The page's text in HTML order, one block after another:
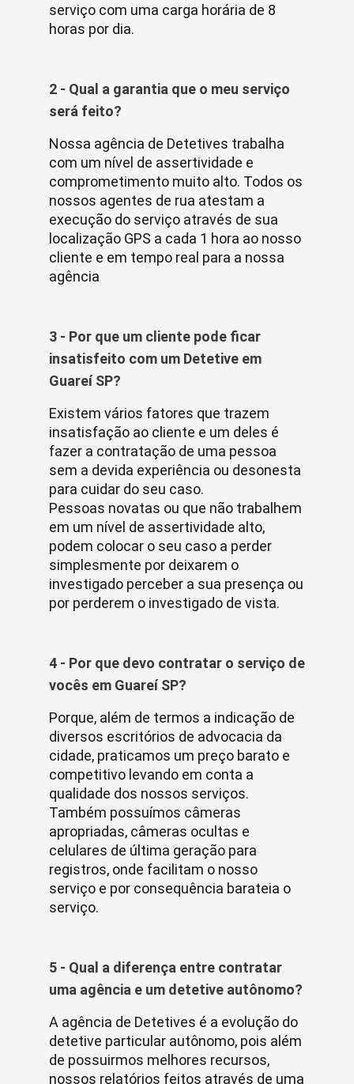
serviço com uma carga horária de 8
horas por dia.
2 - Qual a garantia que o meu serviço
será feito?
Nossa agência de Detetives trabalha
com um nível de assertividade e
comprometimento muito alto. Todos os
nossos agentes de rua atestam a
execução do serviço através de sua
localização GPS a cada 1 hora ao nosso
cliente e em tempo real para a nossa
agência
3 - Por que um cliente pode ficar
insatisfeito com um Detetive em
Guareí SP?
Existem vários fatores que trazem
insatisfação ao cliente e um deles é
fazer a contratação de uma pessoa
sem a devida experiência ou desonesta
para cuidar do seu caso.
Pessoas novatas ou que não trabalhem
em um nível de assertividade alto,
podem colocar o seu caso a perder
simplesmente por deixarem o
investigado perceber a sua presença ou
por perderem o investigado de vista.
4 - Por que devo contratar o serviço de
vocês em Guareí SP?
Porque, além de termos a indicação de
diversos escritórios de advocacia da
cidade, praticamos um preço barato e
competitivo levando em conta a
qualidade dos nossos serviços.
Também possuímos câmeras
apropriadas, câmeras ocultas e
celulares de última geração para
registros, onde facilitam o nosso
serviço e por consequência barateia o
serviço.
5 - Qual a diferença entre contratar
uma agência e um detetive autônomo?
A agência de Detetives é a evolução do
detetive particular autônomo, pois além
de possuirmos melhores recursos,
nossos relatórios feitos através de uma